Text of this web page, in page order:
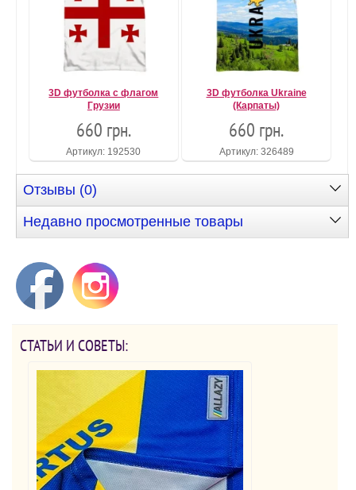
3D футболка с флагом
Грузии
660 грн.
Артикул: 192530
3D футболка Ukraine
(Карпаты)
660 грн.
Артикул: 326489
Отзывы (0)
Недавно просмотренные товары
СТАТЬИ И СОВЕТЫ: